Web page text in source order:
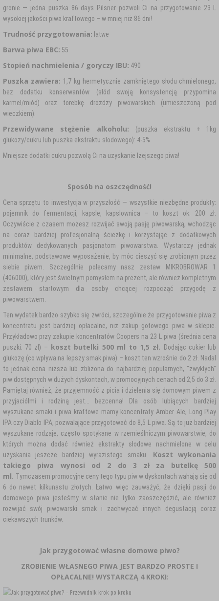
gronie — jedna puszka 86 days Pilsner pozwoli Ci na przygotowanie 23 L
wysokiej jakości piwa kraftowego – w mniej niż 86 dni!
Trudność przygotowania: łatwe
Barwa piwa EBC: 55
Stopień nachmielenia / goryczy IBU: 490
Puszka zawiera: 1,7 kg hermetycznie zamkniętego słodu chmielonego,
bez dodatku konserwantów (słód swoją konsystencją przypomina
karmel/miód) oraz torebkę drożdży piwowarskich (umieszczoną pod
wieczkiem).
Przewidywane stężenie alkoholu: (puszka ekstraktu + 1kg
glukozy/cukru lub puszka ekstraktu slodowego): 4-5%
Mniejsze dodatki cukru pozwolą Ci na uzyskanie lżejszego piwa!
Sposób na oszczędność!
Cena sprzętu to inwestycja w przyszłość — wszystkie niezbędne produkty:
pojemnik do fermentacji, kapsle, kapslownica – to koszt ok. 200 zł.
Oczywiście z czasem możesz rozwijać swoją pasję piwowarską, wchodząc
na coraz bardziej profesjonalną ścieżkę i korzystając z dodatkowych
produktów dedykowanych pasjonatom piwowarstwa. Wystarczy jednak
minimalne, podstawowe wyposażenie, by móc cieszyć się zrobionym przez
siebie piwem. Szczególnie polecamy nasz zestaw MIKROBROWAR 1
(406000), który jest świetnym pomysłem na prezent, ale również kompletnym
zestawem startowym dla osoby chcącej rozpocząć przygodę z
piwowarstwem.
Ten wydatek bardzo szybko się zwróci, szczególnie że przygotowanie piwa z
koncentratu jest bardziej opłacalne, niż zakup gotowego piwa w sklepie.
Przykładowo przy zakupie koncentratów Coopers na 23 L piwa (średnia cena
puszki: 70 zł) – koszt butelki 500 ml to 1,5 zł.
Dodając cukier lub
glukozę (co wpływa na lepszy smak piwa) – koszt ten wzrośnie do 2 zł. Nadal
to jednak cena niższa lub zbliżona do najbardziej popularnych, "zwykłych"
piw dostępnych w dużych dyskontach, w promocyjnych cenach od 2,5 do 3 zł.
Pamiętaj również, że przyjemność z picia i dzielenia się domowym piwem z
przyjaciółmi i rodziną jest... bezcenna! Dla osób lubiących bardziej
wyszukane smaki i piwa kraftowe mamy koncentraty Amber Ale, Long Play
IPA czy Diablo IPA, pozwalające przygotować do 8,5 L piwa. Są to już bardziej
wyszukane rodzaje, często spotykane w rzemieślniczym piwowarstwie, do
których można dodać również ekstrakty słodowe nachmielone w celu
uzyskania jeszcze bardziej wyrazistego smaku.
Koszt wykonania
takiego piwa wynosi od 2 do 3 zł za butelkę 500
ml. Tymczasem promocyjne ceny tego typu piw w dyskontach wahają się od
6 do nawet kilkunastu złotych. Łatwo więc zauważyć, że dzięki pasji do
domowego piwa jesteśmy w stanie nie tylko zaoszczędzić, ale również
rozwijać swój piwowarski smak i zachwycać innych degustacją coraz
ciekawszych trunków.
Jak przygotować własne domowe piwo?
ZROBIENIE WŁASNEGO PIWA JEST BARDZO PROSTE I
OPŁACALNE! WYSTARCZĄ 4 KROKI: